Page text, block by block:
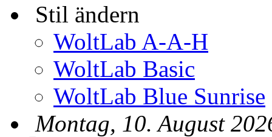
Stil ändern
WoltLab A-A-H
WoltLab Basic
WoltLab Blue Sunrise
Montag, 10. August